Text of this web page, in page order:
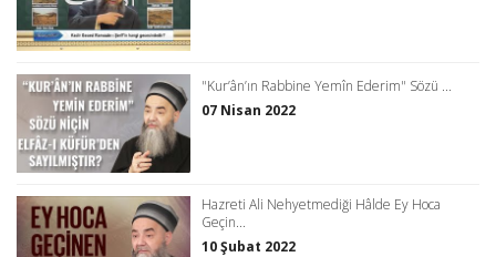
"Kur’ân’ın Rabbine Yemîn Ederim" Sözü ...
07 Nisan 2022
Hazreti Ali Nehyetmediği Hâlde Ey Hoca
Geçin...
10 Şubat 2022